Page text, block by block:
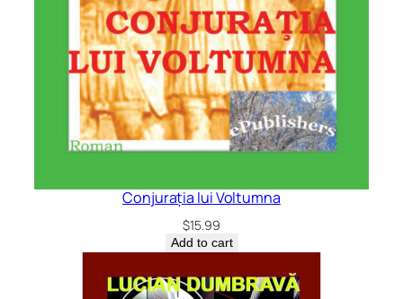
Conjurația lui Voltumna
$15.99
Add to cart